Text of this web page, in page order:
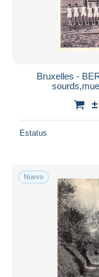
Bruxelles -
Estatus
Nuevo